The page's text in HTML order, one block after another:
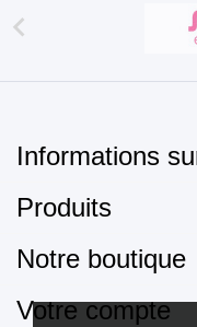

Informations
Produits
Notre boutique
Votre compte